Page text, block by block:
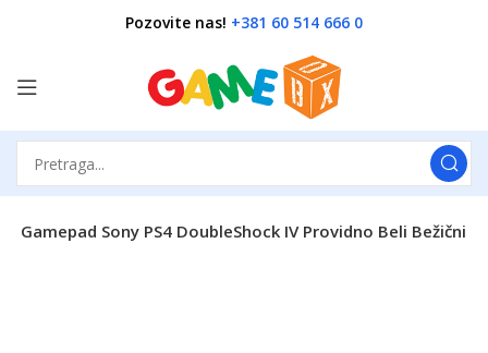
Pozovite nas! +381 60 514 666 0
Gamepad Sony PS4 DoubleShock IV Providno Beli Bežični